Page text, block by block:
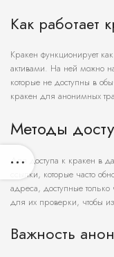
Как работает
Кракен функционирует
активами. На ней можно
которые не доступны в
кракен для анонимных
Методы
Для доступа к кракен в
ссылки, которые часто
адреса, доступные
для их проверки, чтобы
Важность